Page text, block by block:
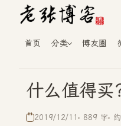
首页 分类 博友圈
什么值得买
2019/12/11 889 字